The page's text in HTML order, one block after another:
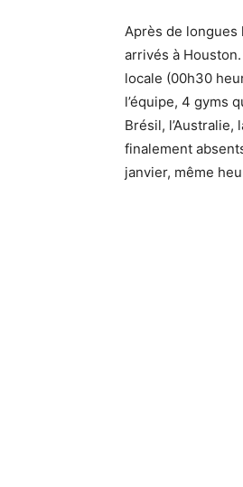
Après de longues
arrivés à
locale (00h30
l’équipe, 4 gyms
Brésil, l’Australie,
finalement
janvier, même